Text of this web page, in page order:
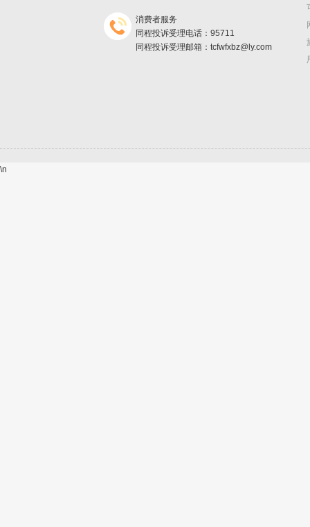
消费者服务
同程投诉受理电话：95711
同程投诉受理邮箱：tcfwfxbz@ly.com
\n